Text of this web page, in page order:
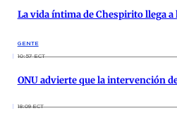
La vida íntima de Chespirito llega
GENTE
10:57 ECT
ONU advierte que la intervención
18:09 ECT